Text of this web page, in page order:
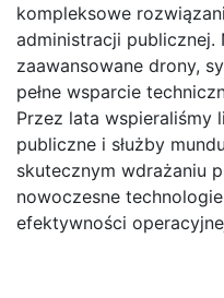
kompleksowe
administracji publicznej.
zaawansowane drony,
pełne wsparcie
Przez lata wspieraliśmy
publiczne i służby
skutecznym wdrażaniu
nowoczesne
efektywności